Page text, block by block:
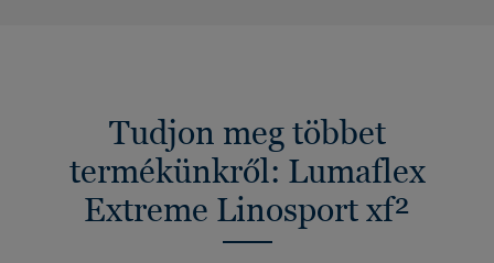
Tudjon meg többet
termékünkről: Lumaflex
Extreme Linosport xf²